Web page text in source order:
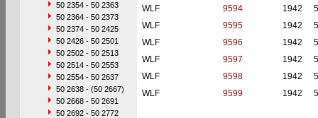
50 2354 - 50 2363
50 2364 - 50 2373
50 2374 - 50 2425
50 2426 - 50 2501
50 2502 - 50 2513
50 2514 - 50 2553
50 2554 - 50 2637
50 2638 - (50 2667)
50 2668 - 50 2691
50 2692 - 50 2772
WLF
9594 1942
WLF
9595 1942
WLF
9596 1942
WLF
9597 1942
WLF
9598 1942
WLF
9599 1942